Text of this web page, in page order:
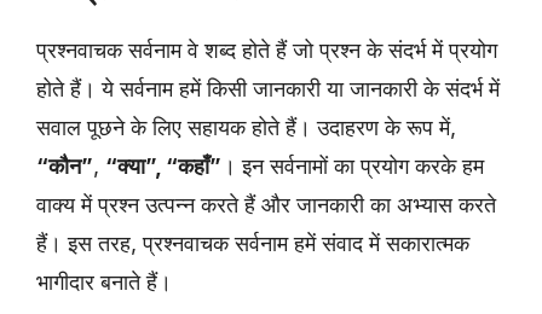
प्रश्नवाचक सर्वनाम वे शब्द होते हैं जो प्रश्न के संदर्भ में प्रयोग
होते हैं। ये सर्वनाम हमें किसी जानकारी या जानकारी के संदर्भ में
सवाल पूछने के लिए सहायक होते हैं। उदाहरण के रूप में,
“कौन”, “क्या”, “कहाँ” । इन सर्वनामों का प्रयोग करके हम
वाक्य में प्रश्न उत्पन्न करते हैं और जानकारी का अभ्यास करते
हैं। इस तरह, प्रश्नवाचक सर्वनाम हमें संवाद में सकारात्मक
भागीदार बनाते हैं।